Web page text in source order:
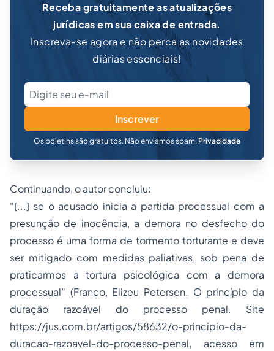
Receba gratuitamente as atualizações
jurídicas em sua caixa de entrada.
Inscreva-se agora e não perca as novidades
diárias essenciais!
Inscrever
Os boletins são gratuitos. Não enviamos spam. Privacidade
Continuando, o autor concluiu:
“[...] se o acusado inicia a partida processual com a
presunção de inocência, a demora no desfecho do
processo é uma forma de tormento torturante e deve
ser mitigado com medidas paliativas, sob pena de
praticarmos a tortura psicológica com a demora
processual” (Franco, Elizeu Petersen. O princípio da
duração razoável do processo penal. Site
https://jus.com.br/artigos/58632/o-principio-da-
duracao-razoavel-do-processo-penal, acesso em